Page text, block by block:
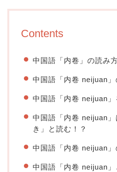
Contents
中国語「内卷」の読み
中国語「内卷 neijuan」
中国語「内卷 neijuan」
中国語「内卷 neijuan
き」と読む！？
中国語「内卷 neijuan
中国語「内卷 neijuan